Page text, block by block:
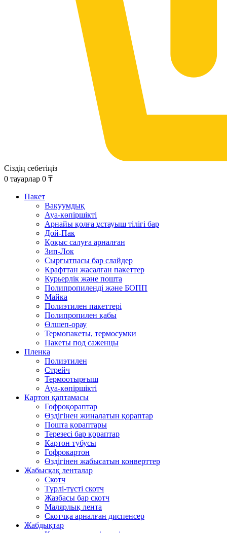
Сіздің себетіңіз
0 тауарлар 0 ₸
Пакет
Вакуумдық
Ауа-көпіршікті
Арнайы қолға ұстауыш тілігі бар
Дой-Пак
Қоқыс салуға арналған
Зип-Лок
Сырғытпасы бар слайдер
Крафттан жасалған пакеттер
Курьерлік және пошта
Полипропиленді және БОПП
Майка
Полиэтилен пакеттері
Полипропилен қабы
Өлшеп-орау
Термопакеты, термосумки
Пакеты под саженцы
Пленка
Полиэтилен
Стрейч
Термоотырғыш
Ауа-көпіршікті
Картон қаптамасы
Гофроқораптар
Өздігінен жиналатын қораптар
Пошта қораптары
Терезесі бар қораптар
Картон тубусы
Гофрокартон
Өздігінен жабысатын конверттер
Жабысқақ ленталар
Скотч
Түрлі-түсті скотч
Жазбасы бар скотч
Малярлық лента
Скотчқа арналған диспенсер
Жабдықтар